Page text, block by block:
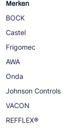
Merken
BOCK
Castel
Frigomec
AWA
Onda
Johnson Controls
VACON
REFFLEX®